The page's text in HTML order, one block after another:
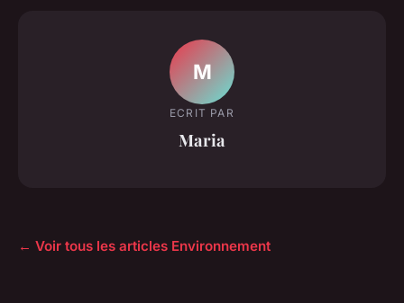
M
ECRIT PAR
Maria
← Voir tous les articles Environnement